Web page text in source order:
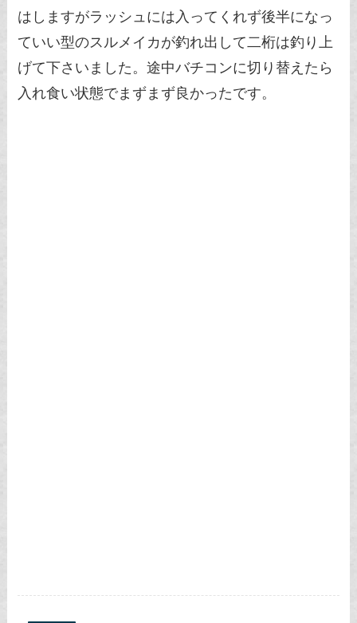
はしますがラッシュには入ってくれず後半になっ
ていい型のスルメイカが釣れ出して二桁は釣り上
げて下さいました。途中バチコンに切り替えたら
入れ食い状態でまずまず良かったです。